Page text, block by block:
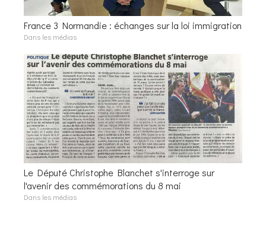
France 3 Normandie : échanges sur la loi immigration
Dans les médias
Le Député Christophe Blanchet s'interroge sur
l'avenir des commémorations du 8 mai
Dans les médias